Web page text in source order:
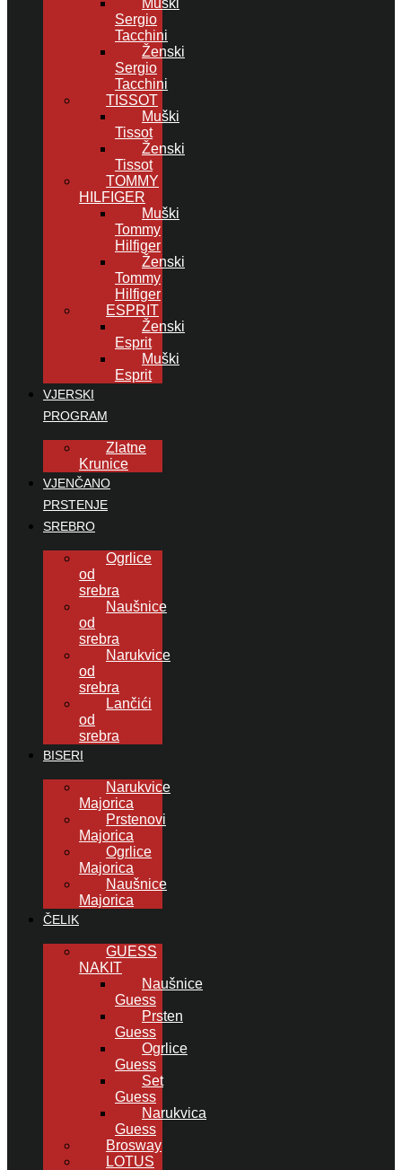
Muški
Sergio
Tacchini
Ženski
Sergio
Tacchini
TISSOT
Muški
Tissot
Ženski
Tissot
TOMMY
HILFIGER
Muški
Tommy
Hilfiger
Ženski
Tommy
Hilfiger
ESPRIT
Ženski
Esprit
Muški
Esprit
VJERSKI
PROGRAM
Zlatne
Krunice
VJENČANO
PRSTENJE
SREBRO
Ogrlice
od
srebra
Naušnice
od
srebra
Narukvice
od
srebra
Lančići
od
srebra
BISERI
Narukvice
Majorica
Prstenovi
Majorica
Ogrlice
Majorica
Naušnice
Majorica
ČELIK
GUESS
NAKIT
Naušnice
Guess
Prsten
Guess
Ogrlice
Guess
Set
Guess
Narukvica
Guess
Brosway
LOTUS